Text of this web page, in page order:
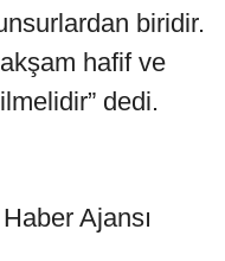
biridir.
hafif ve
dedi.
Ajansı